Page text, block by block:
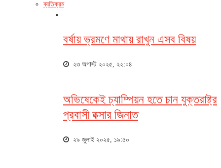
ব্যতিক্রম
বর্ষায় ভ্রমণে মাথায় রাখুন এসব বিষয়
২৩ অগাস্ট ২০২৫, ২২:০৪
অভিষেকেই চ্যাম্পিয়ন হতে চান যুক্তরাষ্ট্র
প্রবাসী বক্সার জিনাত
২৯ জুলাই ২০২৫, ১৯:৫০